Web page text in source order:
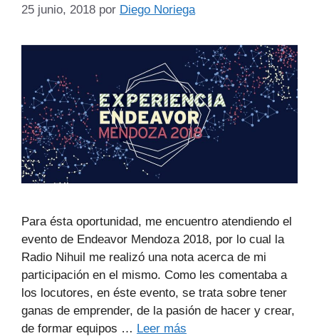
25 junio, 2018 por Diego Noriega
Para ésta oportunidad, me encuentro atendiendo el
evento de Endeavor Mendoza 2018, por lo cual la
Radio Nihuil me realizó una nota acerca de mi
participación en el mismo. Como les comentaba a
los locutores, en éste evento, se trata sobre tener
ganas de emprender, de la pasión de hacer y crear,
de formar equipos … Leer más